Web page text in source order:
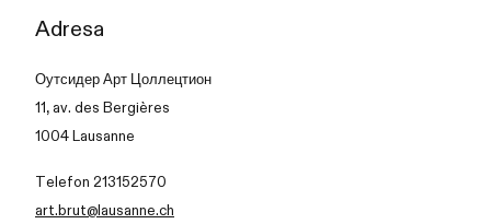
Adresa
Оутсидер Арт Цоллецтион
11, av. des Bergières
1004 Lausanne
Telefon 213152570
art.brut@lausanne.ch